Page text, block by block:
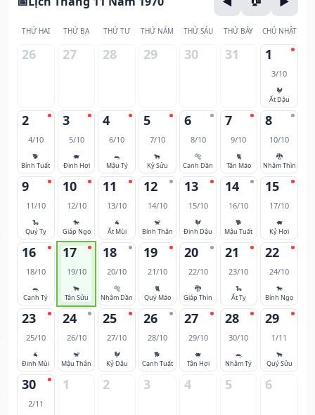
THỨ HAI THỨ BA THỨ TƯ THỨ NĂM THỨ SÁU THỨ BẢY CHỦ NHẬT
26 27 28 29 30 31 1
3/10
🐓
Ất Dậu
2
4/10
🐕
Bính Tuất
3
5/10
🐖
Đinh Hợi
4
6/10
🐀
Mậu Tý
5
7/10
🐂
Kỷ Sửu
6
8/10
🐅
Canh Dần
7
9/10
🐈
Tân Mão
8
10/10
🐉
Nhâm Thìn
9
11/10
🐍
Quý Tỵ
10
12/10
🐎
Giáp Ngọ
11
13/10
🐐
Ất Mùi
12
14/10
🐒
Bính Thân
13
15/10
🐓
Đinh Dậu
14
16/10
🐕
Mậu Tuất
15
17/10
🐖
Kỷ Hợi
16
18/10
🐀
Canh Tý
17
19/10
🐂
Tân Sửu
18
20/10
🐅
Nhâm Dần
19
21/10
🐈
Quý Mão
20
22/10
🐉
Giáp Thìn
21
23/10
🐍
Ất Tỵ
22
24/10
🐎
Bính Ngọ
23
25/10
🐐
Đinh Mùi
24
26/10
🐒
Mậu Thân
25
27/10
🐓
Kỷ Dậu
26
28/10
🐕
Canh Tuất
27
29/10
🐖
Tân Hợi
28
30/10
🐀
Nhâm Tý
29
1/11
🐂
Quý Sửu
30
2/11
1 2 3 4 5 6